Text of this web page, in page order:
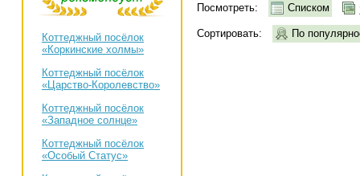
Коттеджный посёлок
«Коркинские холмы»
Коттеджный посёлок
«Царство-Королевство»
Коттеджный посёлок
«Западное солнце»
Коттеджный посёлок
«Особый Статус»
Посмотреть: Списком
Сортировать: По